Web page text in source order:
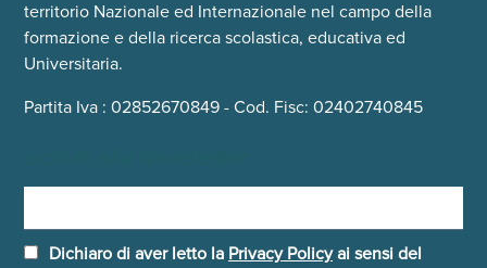
territorio Nazionale ed Internazionale nel campo della
formazione e della ricerca scolastica, educativa ed
Universitaria.
Partita Iva : 02852670849 - Cod. Fisc: 02402740845
Dichiaro di aver letto la Privacy Policyai sensi del